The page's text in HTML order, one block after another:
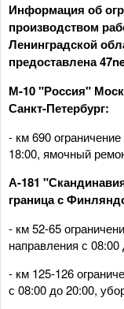
Информация об
производством
Ленинградской
предоставлена
М-10 "Россия"
Санкт-Петербург:
- км 690
18:00, ямочный
А-181
граница с
- км 52-65
направления с
- км 125-126
с 08:00 до 20:00,